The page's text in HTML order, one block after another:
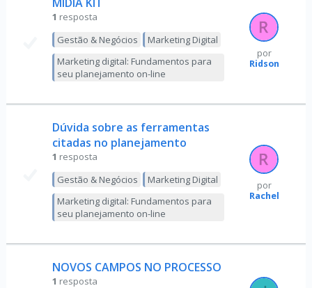
1 resposta
Gestão & Negócios
Marketing Digital
Marketing digital: Fundamentos para
seu planejamento on-line
por
Ridson
Dúvida sobre as ferramentas
citadas no planejamento
1 resposta
Gestão & Negócios
Marketing Digital
Marketing digital: Fundamentos para
seu planejamento on-line
por
Rachel
NOVOS CAMPOS NO PROCESSO
1 resposta